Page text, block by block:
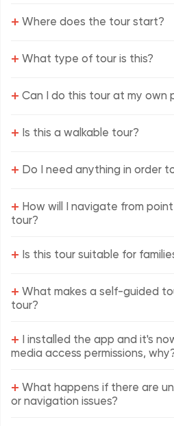
+ Where does the tour start?
+ What type of tour is this?
+ Can I do this tour at my own
+ Is this a walkable tour?
+ Do I need anything in order
+ How will I navigate from
tour?
+ Is this tour suitable for
+ What makes a self-guided
tour?
+ I installed the app and it's
media access permissions,
+ What happens if there are
or navigation issues?